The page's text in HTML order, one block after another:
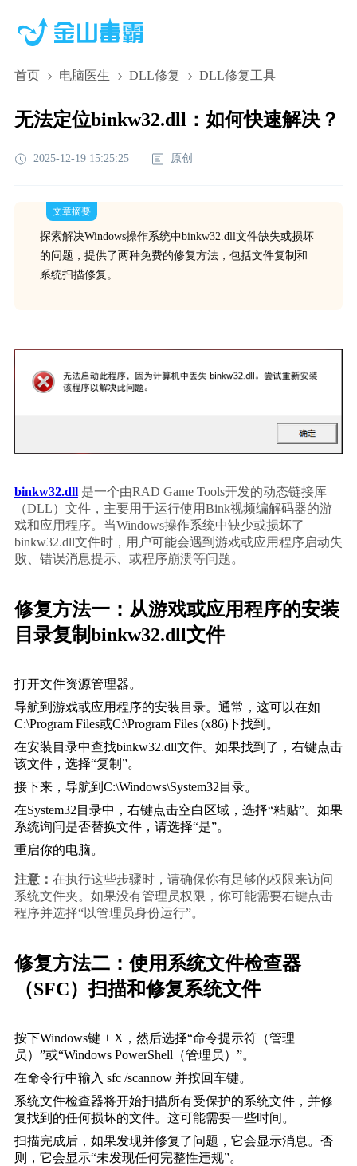
首页 电脑医生 DLL修复 DLL修复工具
无法定位binkw32.dll：如何快速解决？
2025-12-19 15:25:25 原创
文章摘要
探索解决Windows操作系统中binkw32.dll文件缺失或损坏
的问题，提供了两种免费的修复方法，包括文件复制和
系统扫描修复。
binkw32.dll 是一个由RAD Game Tools开发的动态链接库
（DLL）文件，主要用于运行使用Bink视频编解码器的游
戏和应用程序。当Windows操作系统中缺少或损坏了
binkw32.dll文件时，用户可能会遇到游戏或应用程序启动失
败、错误消息提示、或程序崩溃等问题。
修复方法一：从游戏或应用程序的安装
目录复制binkw32.dll文件
打开文件资源管理器。
导航到游戏或应用程序的安装目录。通常，这可以在如
C:\Program Files或C:\Program Files (x86)下找到。
在安装目录中查找binkw32.dll文件。如果找到了，右键点击
该文件，选择“复制”。
接下来，导航到C:\Windows\System32目录。
在System32目录中，右键点击空白区域，选择“粘贴”。如果
系统询问是否替换文件，请选择“是”。
重启你的电脑。
注意： 在执行这些步骤时，请确保你有足够的权限来访问
系统文件夹。如果没有管理员权限，你可能需要右键点击
程序并选择“以管理员身份运行”。
修复方法二：使用系统文件检查器
（SFC）扫描和修复系统文件
按下Windows键 + X，然后选择“命令提示符（管理
员）”或“Windows PowerShell（管理员）”。
在命令行中输入 sfc /scannow 并按回车键。
系统文件检查器将开始扫描所有受保护的系统文件，并修
复找到的任何损坏的文件。这可能需要一些时间。
扫描完成后，如果发现并修复了问题，它会显示消息。否
则，它会显示“未发现任何完整性违规”。